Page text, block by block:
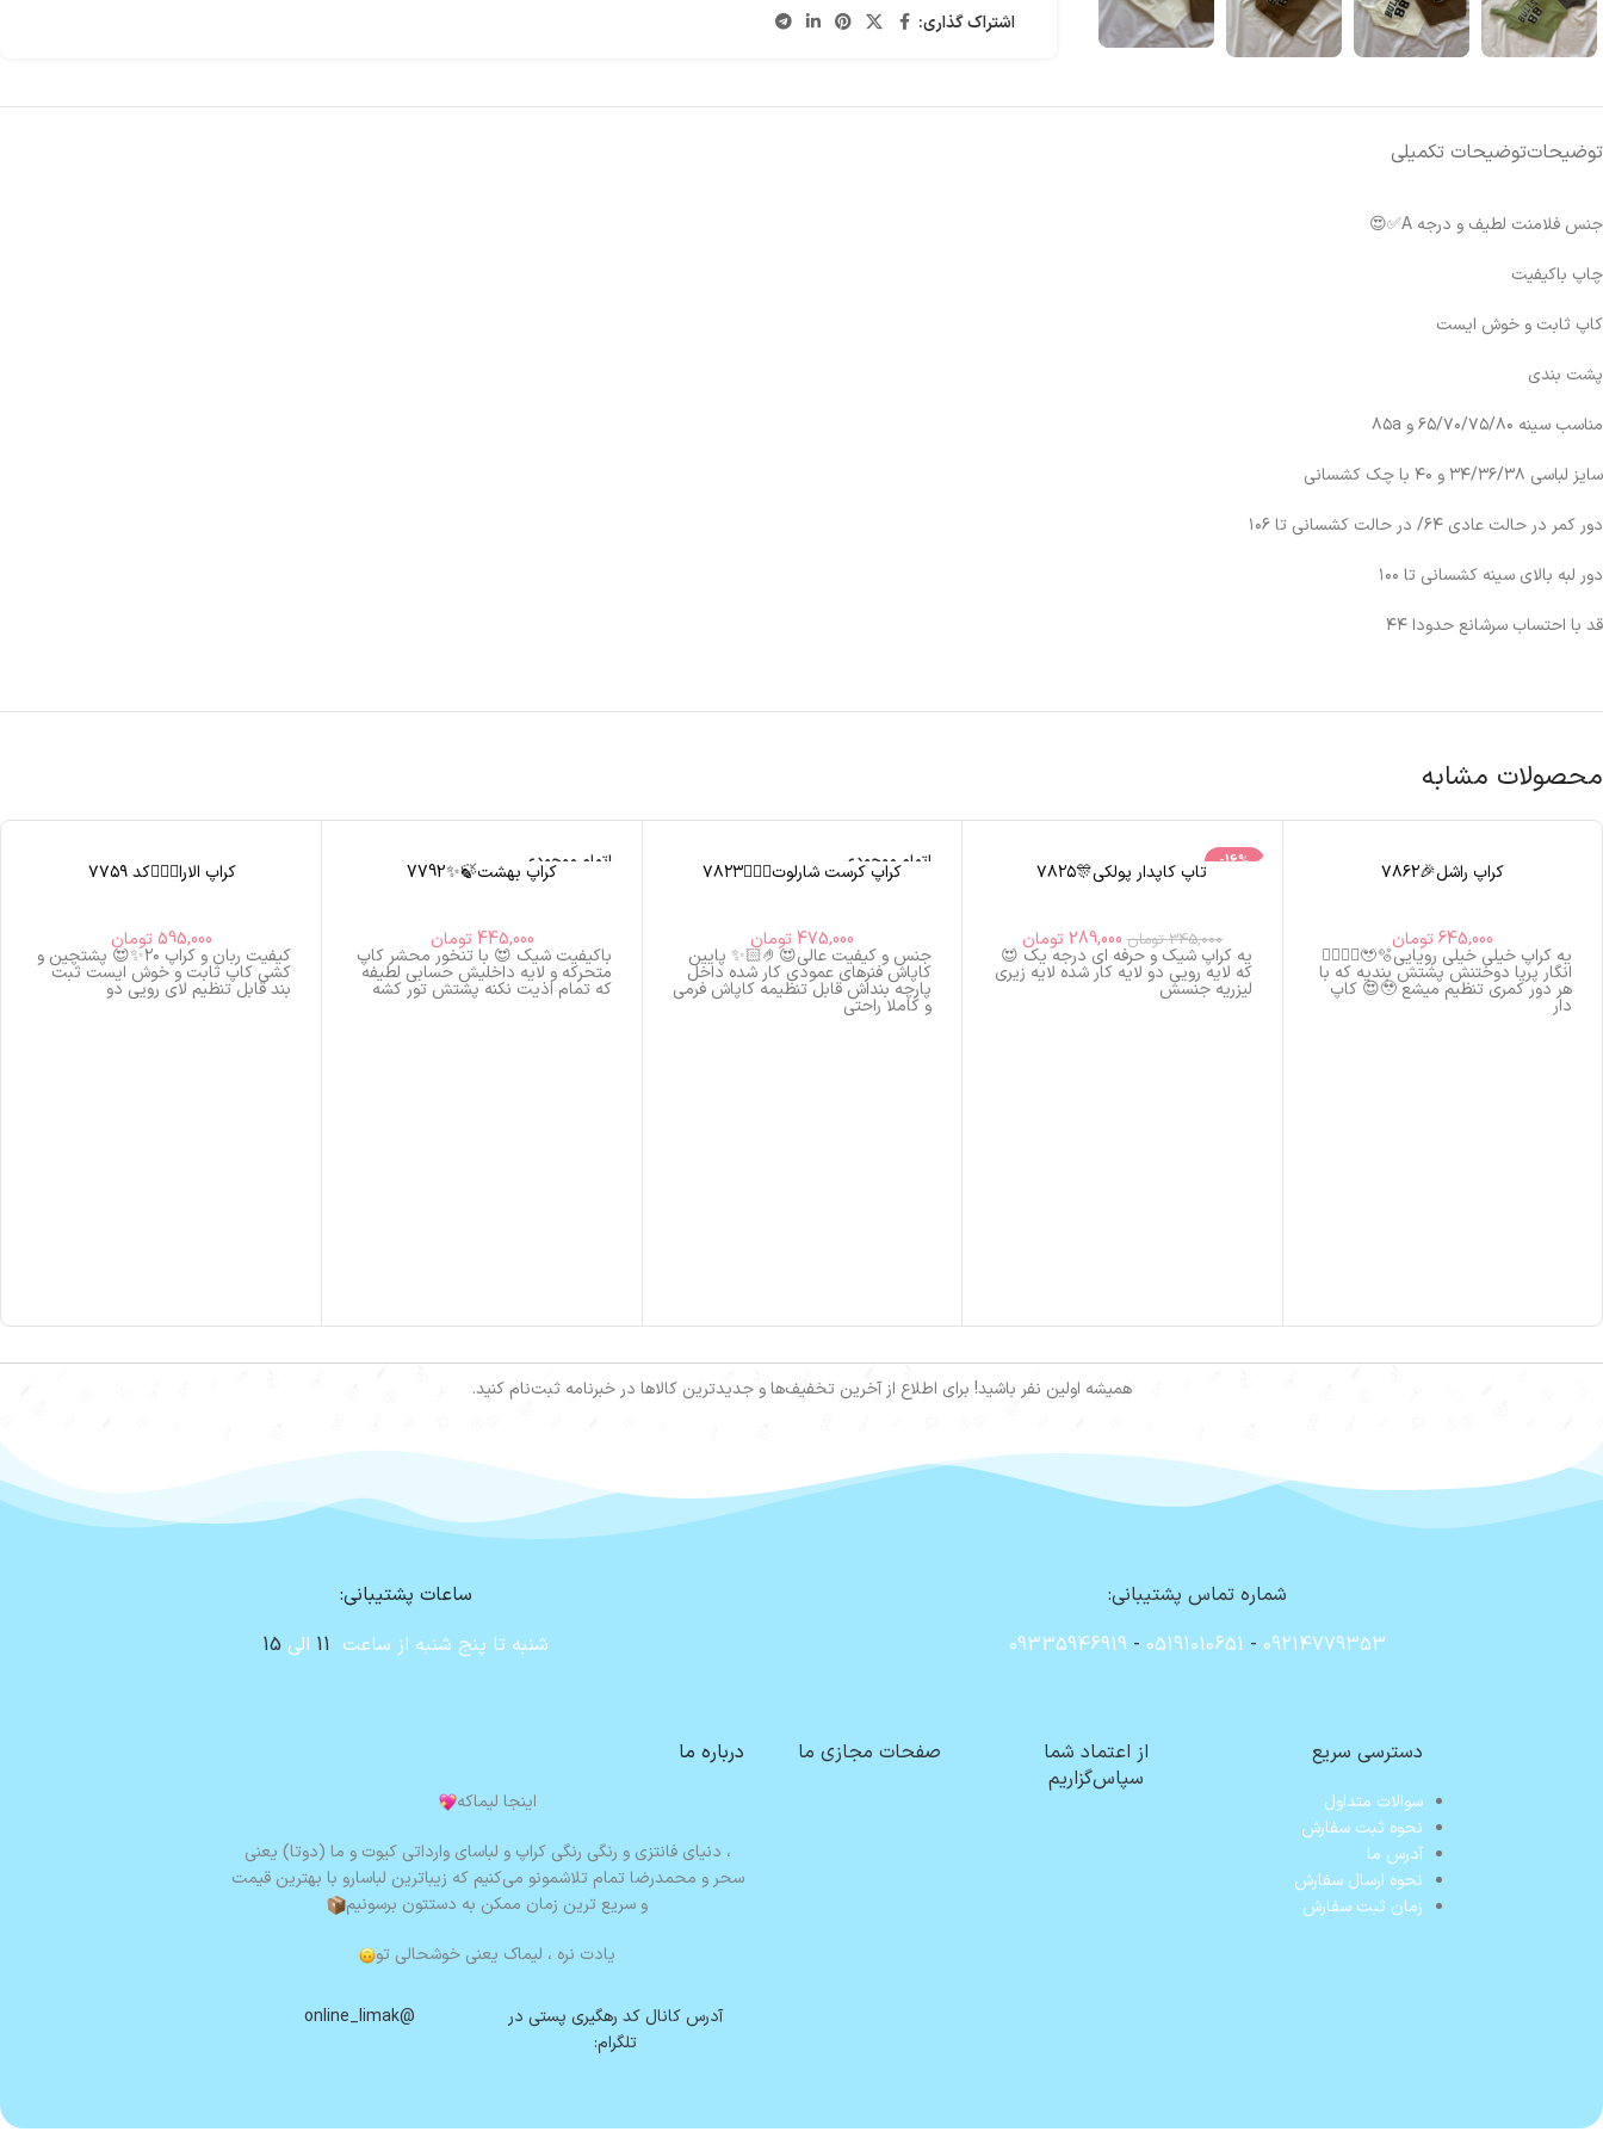
اشتراک گذاری:
توضیحاتتوضیحات تکمیلی
جنس فلامنت لطیف و درجه A✅😍
چاپ باکیفیت
کاپ ثابت و خوش ایست
پشت بندی
مناسب سینه ۶۵/۷۰/۷۵/۸۰ و ۸۵a
سایز لباسی ۳۴/۳۶/۳۸ و ۴۰ با چک کشسانی
دور کمر در حالت عادی ۶۴/ در حالت کشسانی تا ۱۰۶
دور لبه بالای سینه کشسانی تا ۱۰۰
قد با احتساب سرشانع حدودا ۴۴
محصولات مشابه
کراپ راشل🎉۷۸۶۲
645,000تومان
یه کراپ خیلی خیلی رویایی🥹🫧🧚🏻‍♀️✨
انگار پریا دوختنش پشتش بندیه که با
هر دور کمری تنظیم میشع 🥹😍 کاپ
دار
-16% تاپ کاپدار پولکی🎊۷۸۲۵
345,000 تومان 289,000تومان
یه کراپ شیک و حرفه ای درجه یک 😍
که لایه رویی دو لایه کار شده لایه زیری
لیزریه جنسش
اتمام موجودی
کراپ کرست شارلوت🧝🏻‍♀️۷۸۲۳
475,000تومان
جنس و کیفیت عالی😍🤌🏻✨ پایین
کاپاش فنرهای عمودی کار شده داخل
پارچه بنداش قابل تنظیمه کاپاش فرمی
و کاملا راحتی
اتمام موجودیکراپ بهشت🍃✨7792
445,000 تومان
باکیفیت شیک 😍 با تنخور محشر کاپ
متحرکه و لایه داخلیش حسابی لطیفه
که تمام اذیت نکنه پشتش تور کشه
کراپ الارا🧖🏻‍♀️کد ۷۷۵۹
595,000 تومان
کیفیت ربان و کراپ ۲۰✨😍 پشتچین و
کشی کاپ ثابت و خوش ایست ثبت
بند قابل تنظیم لای رویی دو
همیشه اولین نفر باشید! برای اطلاع از آخرین تخفیف‌ها و جدیدترین کالاها در خبرنامه ثبت‌نام کنید.
شماره تماس پشتیبانی:
09214779353
-
05191010651
-
09335946919
ساعات پشتیبانی:
شنبه تا پنج شنبه از ساعت 11 الی 15
دسترسی سریع
سوالات متداول
نحوه ثبت سفارش
آدرس ما
نحوه ارسال سفارش
زمان ثبت سفارش
از اعتماد شما
سپاس‌گزاریم
صفحات مجازی ما درباره ما
اینجا لیماکه
، دنیای فانتزی و رنگی رنگی کراپ و لباسای وارداتی کیوت و ما (دوتا) یعنی
سحر و محمدرضا تمام تلاشمونو می‌کنیم که زیباترین لباسارو با بهترین قیمت
و سریع ترین زمان ممکن به دستتون برسونیم
یادت نره ، لیماک یعنی خوشحالی تو
آدرس کانال کد رهگیری پستی در
تلگرام:
@online_limak